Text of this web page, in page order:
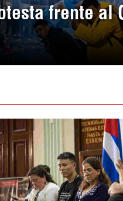
frente al